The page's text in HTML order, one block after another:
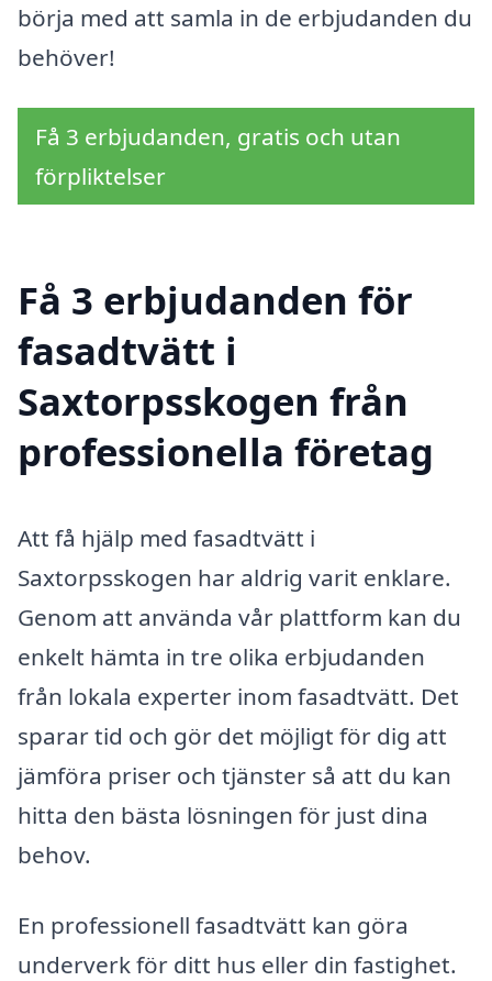
börja med att samla in de erbjudanden du
behöver!
Få 3 erbjudanden, gratis och utan
förpliktelser
Få 3 erbjudanden för
fasadtvätt i
Saxtorpsskogen från
professionella företag
Att få hjälp med fasadtvätt i
Saxtorpsskogen har aldrig varit enklare.
Genom att använda vår plattform kan du
enkelt hämta in tre olika erbjudanden
från lokala experter inom fasadtvätt. Det
sparar tid och gör det möjligt för dig att
jämföra priser och tjänster så att du kan
hitta den bästa lösningen för just dina
behov.
En professionell fasadtvätt kan göra
underverk för ditt hus eller din fastighet.